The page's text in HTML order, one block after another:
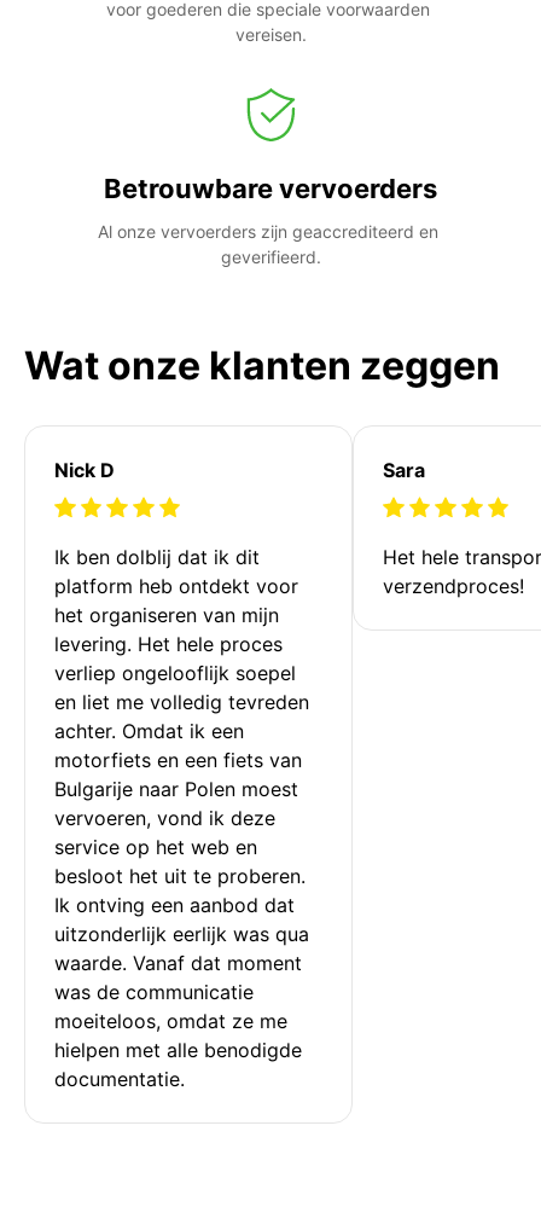
voor goederen die speciale voorwaarden
vereisen.
Betrouwbare vervoerders
Al onze vervoerders zijn geaccrediteerd en
geverifieerd.
Wat onze klanten zeggen
Nick D
Ik ben dolblij dat ik dit
platform heb ontdekt voor
het organiseren van mijn
levering. Het hele proces
verliep ongelooflijk soepel
en liet me volledig tevreden
achter. Omdat ik een
motorfiets en een fiets van
Bulgarije naar Polen moest
vervoeren, vond ik deze
service op het web en
besloot het uit te proberen.
Ik ontving een aanbod dat
uitzonderlijk eerlijk was qua
waarde. Vanaf dat moment
was de communicatie
moeiteloos, omdat ze me
hielpen met alle benodigde
documentatie.
Sara
Het hele
verzendproces!